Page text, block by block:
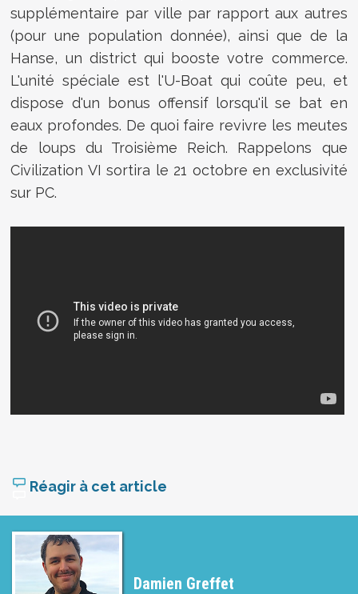
supplémentaire par ville par rapport aux autres
(pour une population donnée), ainsi que de la
Hanse, un district qui booste votre commerce.
L'unité spéciale est l'U-Boat qui coûte peu, et
dispose d'un bonus offensif lorsqu'il se bat en
eaux profondes. De quoi faire revivre les meutes
de loups du Troisième Reich. Rappelons que
Civilization VI sortira le 21 octobre en exclusivité
sur PC.
Réagir à cet article
Damien Greffet